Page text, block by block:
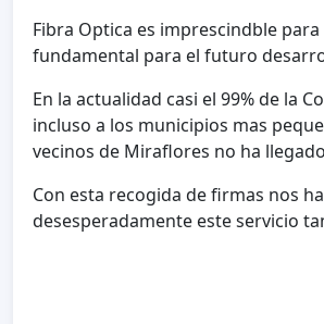
Fibra Optica es imprescindble
fundamental para el futuro
En la actualidad casi el 99% de la
incluso a los municipios mas
vecinos de Miraflores no ha
Con esta recogida de firmas nos
desesperadamente este servicio